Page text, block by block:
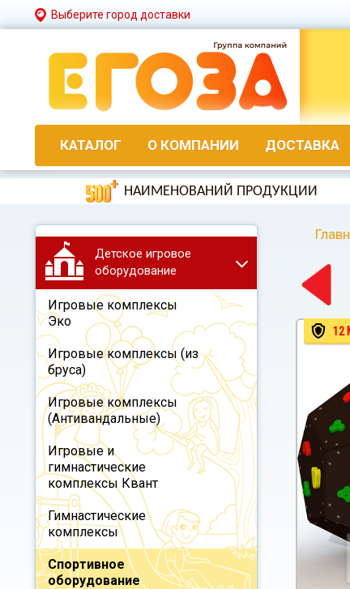
Выберите город доставки
КАТАЛОГ О КОМПАНИИ ДОСТАВКА
НАИМЕНОВАНИЙ ПРОДУКЦИИ
Детское игровое
оборудование
Игровые комплексы
Эко
Игровые комплексы (из
бруса)
Игровые комплексы
(Антивандальные)
Игровые и
гимнастические
комплексы Квант
Гимнастические
комплексы
Спортивное
оборудование
12